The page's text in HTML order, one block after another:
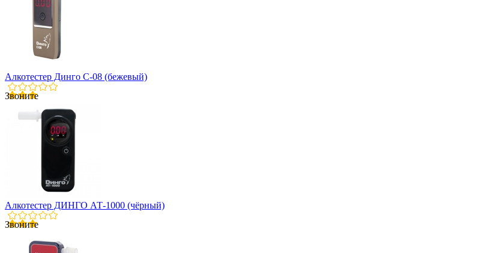
Алкотестер Динго С-08 (бежевый)
Звоните
Алкотестер ДИНГО АТ-1000 (чёрный)
Звоните